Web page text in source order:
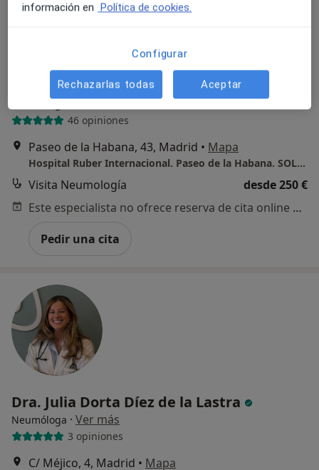
Dra. Ana Hernandez Voth
Neumóloga·Ver más
46 opiniones
Paseo de la Habana, 43, Madrid • Mapa
Hospital Ruber Internacional. Paseo de la Habana. SOLO PACIENTES PRIVADOS.
Visita Neumología
desde 250 €
Este especialista no ofrece reserva de cita online en esta dirección.
Pedir una cita
Dra. Julia Dorta Díez de la Lastra
Neumóloga · Ver más
3 opiniones
C/ Méjico, 4, Madrid • Mapa
información en Política de cookies.
Configurar
Rechazarlas todas Aceptar